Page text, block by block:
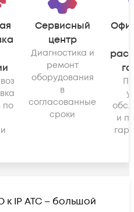
по
Сервисный
центр
Диагностика и
ремонт
оборудования
в
согласованные
сроки
и
IP АТС – большой